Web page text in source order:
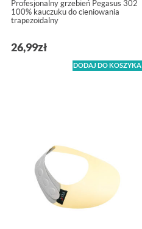
Profesjonalny grzebień Pegasus 302
100% kauczuku do cieniowania
trapezoidalny
26,99zł
DODAJ DO KOSZYKA